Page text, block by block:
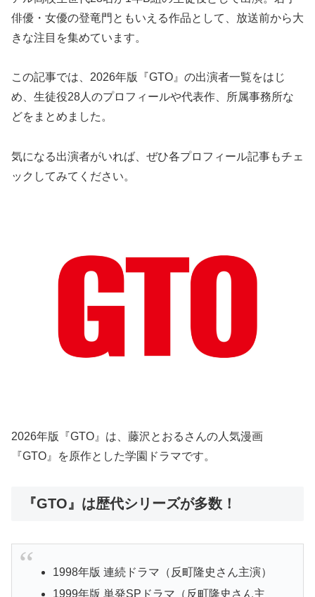
俳優・女優の登竜門ともいえる作品として、放送前から大
きな注目を集めています。
この記事では、2026年版『GTO』の出演者一覧をはじ
め、生徒役28人のプロフィールや代表作、所属事務所な
どをまとめました。
気になる出演者がいれば、ぜひ各プロフィール記事もチェ
ックしてみてください。
2026年版『GTO』は、藤沢とおるさんの人気漫画
『GTO』を原作とした学園ドラマです。
『GTO』は歴代シリーズが多数！
1998年版 連続ドラマ（反町隆史さん主演）
1999年版 単発SPドラマ（反町隆史さん主